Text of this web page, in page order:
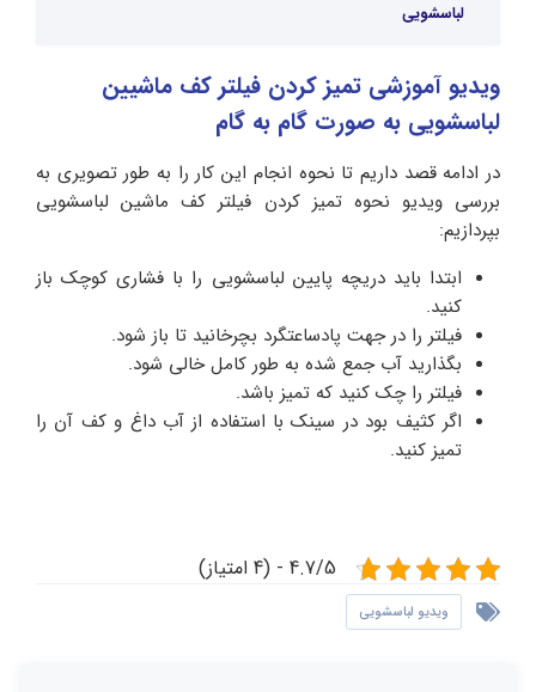
لباسشویی
ویدیو آموزشی تمیز کردن فیلتر کف ماشیین
لباسشویی به صورت گام به گام
در ادامه قصد داریم تا نحوه انجام این کار را به طور تصویری به
بررسی ویدیو نحوه تمیز کردن فیلتر کف ماشین لباسشویی
بپردازیم:
ابتدا باید دریچه پایین لباسشویی را با فشاری کوچک باز
کنید.
فیلتر را در جهت پادساعتگرد بچرخانید تا باز شود.
بگذارید آب جمع شده به طور کامل خالی شود.
فیلتر را چک کنید که تمیز باشد.
اگر کثیف بود در سینک با استفاده از آب داغ و کف آن را
تمیز کنید.
4.7/5 - (4 امتیاز)
ویدیو لباسشویی